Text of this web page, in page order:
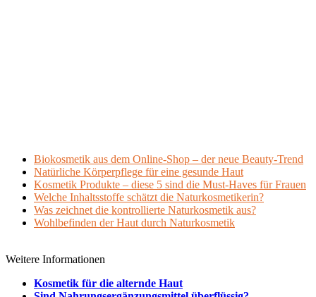
Biokosmetik aus dem Online-Shop – der neue Beauty-Trend
Natürliche Körperpflege für eine gesunde Haut
Kosmetik Produkte – diese 5 sind die Must-Haves für Frauen
Welche Inhaltsstoffe schätzt die Naturkosmetikerin?
Was zeichnet die kontrollierte Naturkosmetik aus?
Wohlbefinden der Haut durch Naturkosmetik
Weitere Informationen
Kosmetik für die alternde Haut